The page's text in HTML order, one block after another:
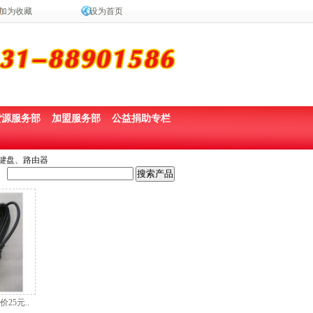
为收藏 设为首页
服务部 加盟服务部 公益捐助专栏
盘、路由器
25元..